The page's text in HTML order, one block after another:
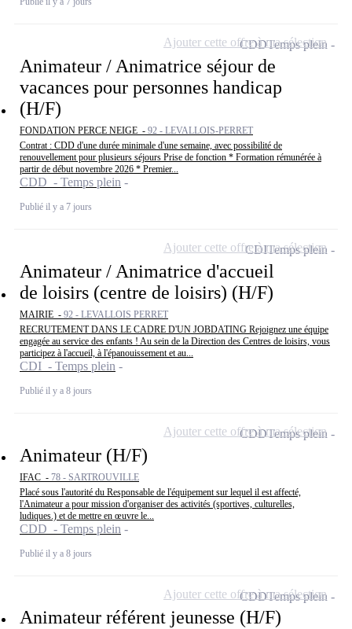
Animateur / Animatrice séjour de
vacances pour personnes handicap
(H/F)
FONDATION PERCE NEIGE - 92 - LEVALLOIS-PERRET
Contrat : CDD d'une durée minimale d'une semaine, avec possibilité de
renouvellement pour plusieurs séjours Prise de fonction * Formation rémunérée à
partir de début novembre 2026 * Premier...
CDD - Temps plein
Publié il y a 7 jours
CDDTemps plein
Ajouter cette offre à ma sélection
Animateur / Animatrice d'accueil
de loisirs (centre de loisirs) (H/F)
MAIRIE - 92 - LEVALLOIS PERRET
RECRUTEMENT DANS LE CADRE D'UN JOBDATING Rejoignez une équipe
engagée au service des enfants ! Au sein de la Direction des Centres de loisirs, vous
participez à l'accueil, à l'épanouissement et au...
CDI - Temps plein
Publié il y a 8 jours
CDITemps plein
Ajouter cette offre à ma sélection
Animateur (H/F)
IFAC - 78 - SARTROUVILLE
Placé sous l'autorité du Responsable de l'équipement sur lequel il est affecté,
l'Animateur a pour mission d'organiser des activités (sportives, culturelles,
ludiques.) et de mettre en œuvre le...
CDD - Temps plein
Publié il y a 8 jours
CDDTemps plein
Ajouter cette offre à ma sélection
Animateur référent jeunesse (H/F)
CDDTemps plein
Ajouter cette offre à ma sélection